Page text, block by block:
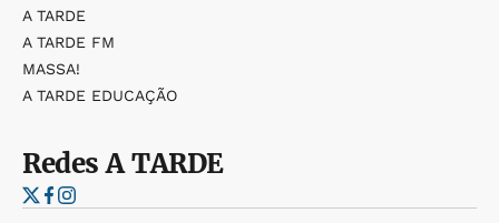
A TARDE
A TARDE FM
MASSA!
A TARDE EDUCAÇÃO
RedesA TARDE